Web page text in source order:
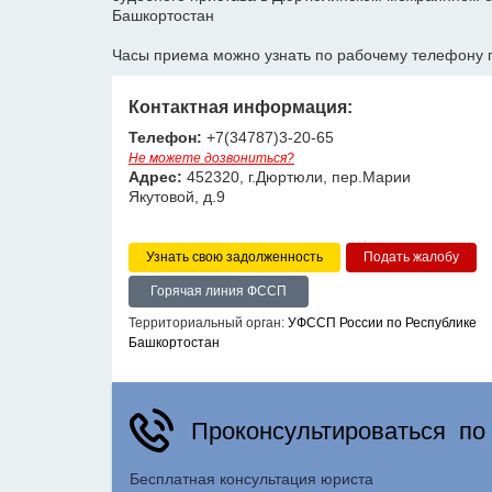
Башкортостан
Часы приема можно узнать по рабочему телефону
Контактная информация:
Телефон: +7(34787)3-20-65
Не можете дозвониться?
Адрес: 452320, г.Дюртюли, пер.Марии
Якутовой, д.9
Узнать свою задолженность
Горячая линия ФССП
Территориальный орган: УФССП России по Республике
Башкортостан